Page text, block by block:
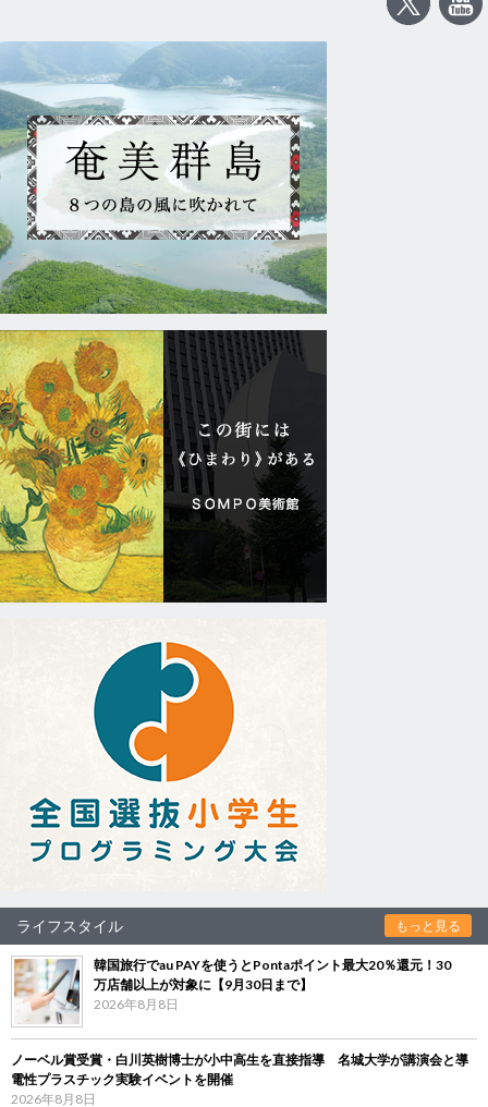
ライフスタイル もっと見る
韓国旅行でau PAYを使うとPontaポイント最大20％還元！30
万店舗以上が対象に【9月30日まで】
2026年8月8日
ノーベル賞受賞・白川英樹博士が小中高生を直接指導 名城大学が講演会と導
電性プラスチック実験イベントを開催
2026年8月8日